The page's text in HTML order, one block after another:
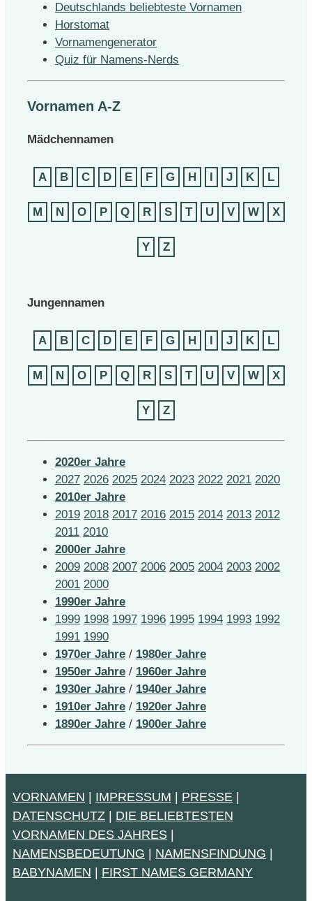
Deutschlands beliebteste Vornamen
Horstomat
Vornamengenerator
Quiz für Namens-Nerds
Vornamen A-Z
Mädchennamen
A B C D E F G H I J K L
M N O P Q R S T U V W X
Y Z
Jungennamen
A B C D E F G H I J K L
M N O P Q R S T U V W X
Y Z
2020er Jahre
2027 2026 2025 2024 2023 2022 2021 2020
2010er Jahre
2019 2018 2017 2016 2015 2014 2013 2012
2011 2010
2000er Jahre
2009 2008 2007 2006 2005 2004 2003 2002
2001 2000
1990er Jahre
1999 1998 1997 1996 1995 1994 1993 1992
1991 1990
1970er Jahre / 1980er Jahre
1950er Jahre / 1960er Jahre
1930er Jahre / 1940er Jahre
1910er Jahre / 1920er Jahre
1890er Jahre / 1900er Jahre
VORNAMEN | IMPRESSUM | PRESSE |
DATENSCHUTZ | DIE BELIEBTESTEN
VORNAMEN DES JAHRES |
NAMENSBEDEUTUNG | NAMENSFINDUNG |
BABYNAMEN | FIRST NAMES GERMANY